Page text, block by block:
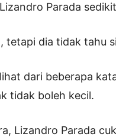
Parada
tetapi dia tidak tahu
dari beberapa
tidak boleh kecil.
Lizandro Parada